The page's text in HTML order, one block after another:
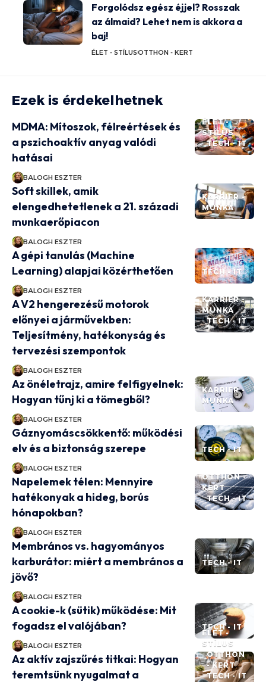
Forgolódsz egész éjjel? Rosszak
az álmaid? Lehet nem is akkora a
baj!
ÉLET - STÍLUSOTTHON - KERT
Ezek is érdekelhetnek
ÉLET -
STÍLUS
TECH - IT
MDMA: Mítoszok, félreértések és
a pszichoaktív anyag valódi
hatásai
BALOGH ESZTER
KARRIER -
MUNKA
Soft skillek, amik
elengedhetetlenek a 21. századi
munkaerőpiacon
BALOGH ESZTER
TECH - IT
A gépi tanulás (Machine
Learning) alapjai közérthetően
BALOGH ESZTER
KARRIER -
MUNKA
TECH - IT
A V2 hengerezésű motorok
előnyei a járművekben:
Teljesítmény, hatékonyság és
tervezési szempontok
BALOGH ESZTER
KARRIER -
MUNKA
Az önéletrajz, amire felfigyelnek:
Hogyan tűnj ki a tömegből?
BALOGH ESZTER
TECH - IT
Gáznyomáscsökkentő: működési
elv és a biztonság szerepe
BALOGH ESZTER
OTTHON -
KERT
TECH - IT
Napelemek télen: Mennyire
hatékonyak a hideg, borús
hónapokban?
BALOGH ESZTER
TECH - IT
Membrános vs. hagyományos
karburátor: miért a membrános a
jövő?
BALOGH ESZTER
TECH - IT
A cookie-k (sütik) működése: Mit
fogadsz el valójában?
BALOGH ESZTER
ÉLET -
STÍLUS
OTTHON
- KERT
TECH - IT
Az aktív zajszűrés titkai: Hogyan
teremtsünk nyugalmat a